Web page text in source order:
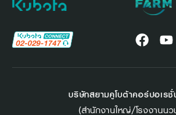
บริษัทสยามคูโบต้าคอร์ปอเร
(สำนักงานใหญ่/โรงงานน